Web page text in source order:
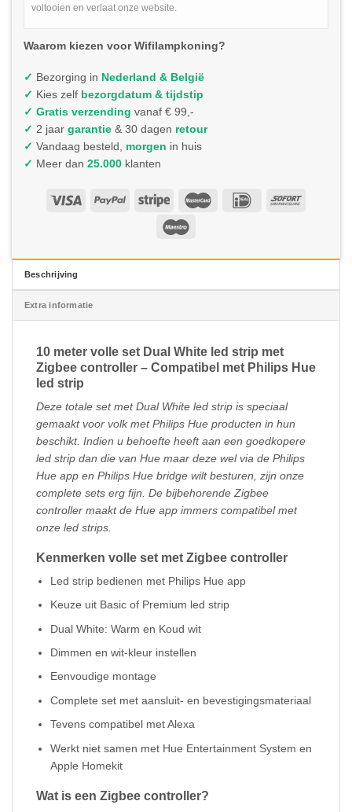
voltooien en verlaat onze website.
Waarom kiezen voor Wifilampkoning?
✓ Bezorging in Nederland & België
✓ Kies zelf bezorgdatum & tijdstip
✓ Gratis verzending vanaf € 99,-
✓ 2 jaar garantie & 30 dagen retour
✓ Vandaag besteld, morgen in huis
✓ Meer dan 25.000 klanten
Beschrijving
Extra informatie
10 meter volle set Dual White led strip met
Zigbee controller – Compatibel met Philips Hue
led strip
Deze totale set met Dual White led strip is speciaal
gemaakt voor volk met Philips Hue producten in hun
beschikt. Indien u behoefte heeft aan een goedkopere
led strip dan die van Hue maar deze wel via de Philips
Hue app en Philips Hue bridge wilt besturen, zijn onze
complete sets erg fijn. De bijbehorende Zigbee
controller maakt de Hue app immers compatibel met
onze led strips.
Kenmerken volle set met Zigbee controller
Led strip bedienen met Philips Hue app
Keuze uit Basic of Premium led strip
Dual White: Warm en Koud wit
Dimmen en wit-kleur instellen
Eenvoudige montage
Complete set met aansluit- en bevestigingsmateriaal
Tevens compatibel met Alexa
Werkt niet samen met Hue Entertainment System en
Apple Homekit
Wat is een Zigbee controller?